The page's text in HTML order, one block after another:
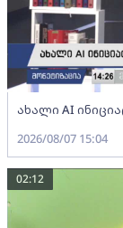
ახალი AI
2026/08/07 15:04
02:12